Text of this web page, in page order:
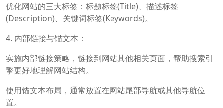
优化网站的三大标签：标题标签(Title)、描述标签
(Description)、关键词标签(Keywords)。
4. 内部链接与锚文本：
实施内部链接策略，链接到网站其他相关页面，帮助搜索引
擎更好地理解网站结构。
使用锚文本布局，通常放置在网站尾部导航或其他导航位
置。